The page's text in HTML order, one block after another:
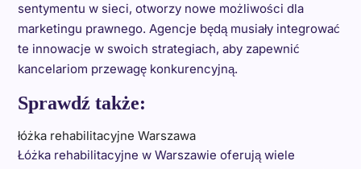
sentymentu w sieci, otworzy nowe możliwości dla
marketingu prawnego. Agencje będą musiały integrować
te innowacje w swoich strategiach, aby zapewnić
kancelariom przewagę konkurencyjną.
Sprawdź także:
łóżka rehabilitacyjne Warszawa
Łóżka rehabilitacyjne w Warszawie oferują wiele